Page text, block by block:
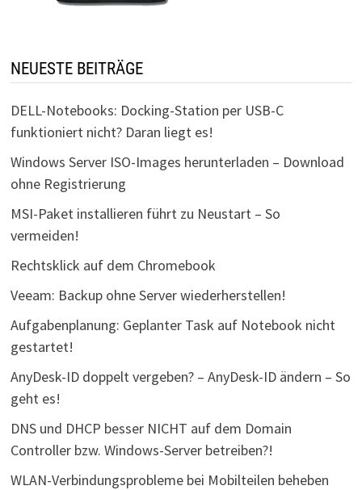
NEUESTE BEITRÄGE
DELL-Notebooks: Docking-Station per USB-C
funktioniert nicht? Daran liegt es!
Windows Server ISO-Images herunterladen – Download
ohne Registrierung
MSI-Paket installieren führt zu Neustart – So
vermeiden!
Rechtsklick auf dem Chromebook
Veeam: Backup ohne Server wiederherstellen!
Aufgabenplanung: Geplanter Task auf Notebook nicht
gestartet!
AnyDesk-ID doppelt vergeben? – AnyDesk-ID ändern – So
geht es!
DNS und DHCP besser NICHT auf dem Domain
Controller bzw. Windows-Server betreiben?!
WLAN-Verbindungsprobleme bei Mobilteilen beheben